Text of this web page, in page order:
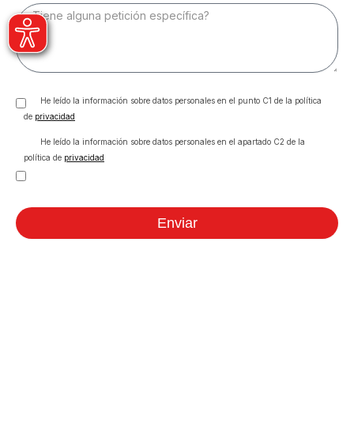
He leído la información sobre datos personales en el punto C1 de la política
de privacidad
He leído la información sobre datos personales en el apartado C2 de la
política de privacidad
Enviar